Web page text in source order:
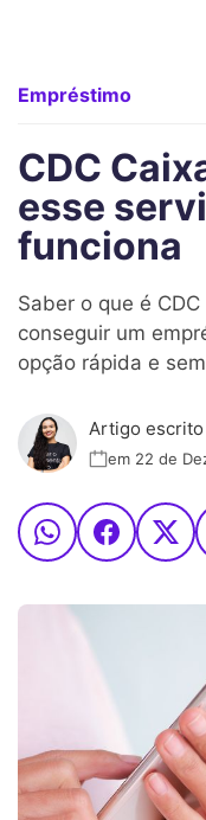
Empréstimo
CDC
esse
funciona
Saber o que é
conseguir um
opção rápida e
Artigo
em 22 de